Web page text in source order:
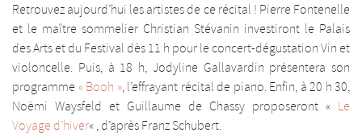
Retrouvez aujourd’hui les artistes de ce récital ! Pierre Fontenelle
et le maître sommelier Christian Stévanin investiront le Palais
des Arts et du Festival dès 11 h pour le concert-dégustation Vin et
violoncelle. Puis, à 18 h, Jodyline Gallavardin présentera son
programme « Booh », l’effrayant récital de piano. Enfin, à 20 h 30,
Noëmi Waysfeld et Guillaume de Chassy proposeront « Le
Voyage d’hiver« , d’après Franz Schubert.